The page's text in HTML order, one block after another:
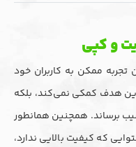
تجربه ممکن به کاربران خود
هدف کمکی نمی‌کند، بلکه
برساند. همچنین همانطور
که کیفیت بالایی ندارد،